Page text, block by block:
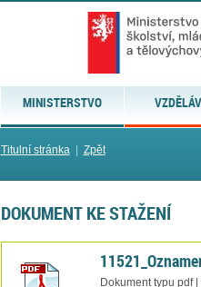
MINISTERSTVO
Titulní stránka| Zpět
DOKUMENT KE STAŽENÍ
Dokument typu pdf